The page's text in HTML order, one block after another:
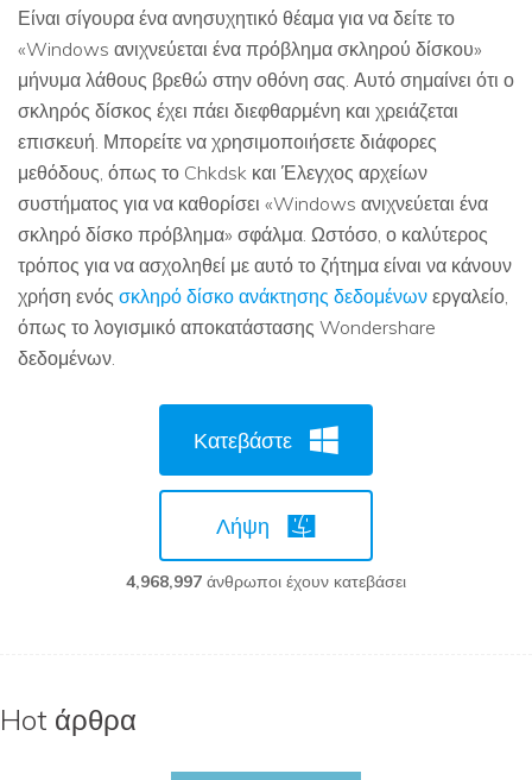
Είναι σίγουρα ένα ανησυχητικό θέαμα για να δείτε το
«Windows ανιχνεύεται ένα πρόβλημα σκληρού δίσκου»
μήνυμα λάθους βρεθώ στην οθόνη σας. Αυτό σημαίνει ότι ο
σκληρός δίσκος έχει πάει διεφθαρμένη και χρειάζεται
επισκευή. Μπορείτε να χρησιμοποιήσετε διάφορες
μεθόδους, όπως το Chkdsk και Έλεγχος αρχείων
συστήματος για να καθορίσει «Windows ανιχνεύεται ένα
σκληρό δίσκο πρόβλημα» σφάλμα. Ωστόσο, ο καλύτερος
τρόπος για να ασχοληθεί με αυτό το ζήτημα είναι να κάνουν
χρήση ενός σκληρό δίσκο ανάκτησης δεδομένων εργαλείο,
όπως το λογισμικό αποκατάστασης Wondershare
δεδομένων.
Κατεβάστε
Λήψη
4,969,001 άνθρωποι έχουν κατεβάσει
Hot άρθρα